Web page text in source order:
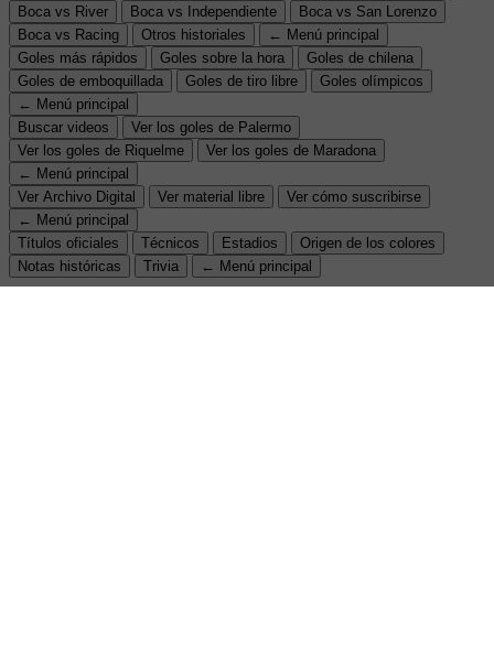
Boca vs River
Boca vs Independiente
Boca vs San Lorenzo
Boca vs Racing
Otros historiales
← Menú principal
Goles más rápidos
Goles sobre la hora
Goles de chilena
Goles de emboquillada
Goles de tiro libre
Goles olímpicos
← Menú principal
Buscar videos
Ver los goles de Palermo
Ver los goles de Riquelme
Ver los goles de Maradona
← Menú principal
Ver Archivo Digital
Ver material libre
Ver cómo suscribirse
← Menú principal
Títulos oficiales
Técnicos Estadios
Origen de los colores
Notas históricas
Trivia ← Menú principal